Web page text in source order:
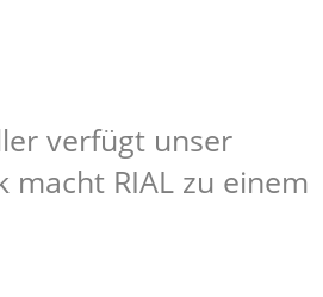
verfügt unser
RIAL zu einem